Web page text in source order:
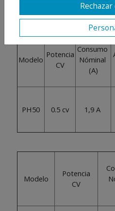
Modelo
Potencia
CV
Consumo
Nóminal
(A)
PH50 0.5 cv 1,9 A
Modelo
Potencia
CV